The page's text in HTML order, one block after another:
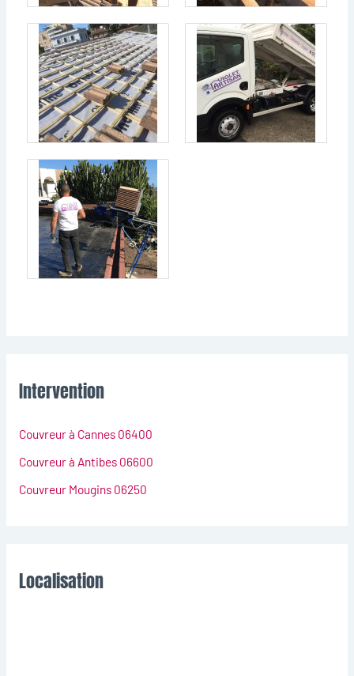
Intervention
Couvreur à Cannes 06400
Couvreur à Antibes 06600
Couvreur Mougins 06250
Localisation